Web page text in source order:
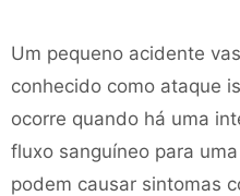
Um pequeno acidente
conhecido como ataque
ocorre quando há uma
fluxo sanguíneo para
podem causar sintomas